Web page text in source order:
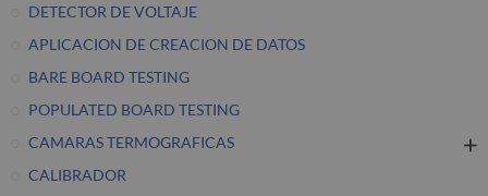
DETECTOR DE VOLTAJE
APLICACION DE CREACION DE DATOS
BARE BOARD TESTING
POPULATED BOARD TESTING
CAMARAS TERMOGRAFICAS
CALIBRADOR